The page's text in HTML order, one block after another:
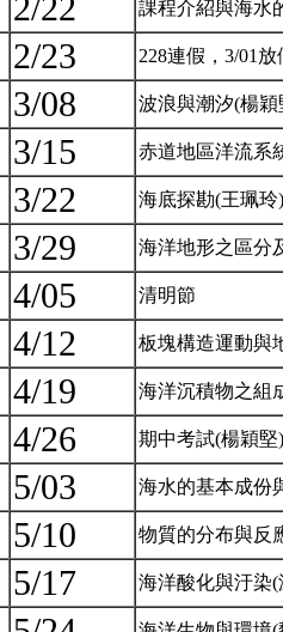
2/22 課程介紹與海水
2/23 228連假，3/01
3/08 波浪與潮汐(楊
3/15 赤道地區洋流系
3/22 海底探勘(王珮
3/29 海洋地形之區分
4/05 清明節
4/12 板塊構造運動與
4/19 海洋沉積物之組
4/26 期中考試(楊穎
5/03 海水的基本成份
5/10 物質的分布與反
5/17 海洋酸化與汙染